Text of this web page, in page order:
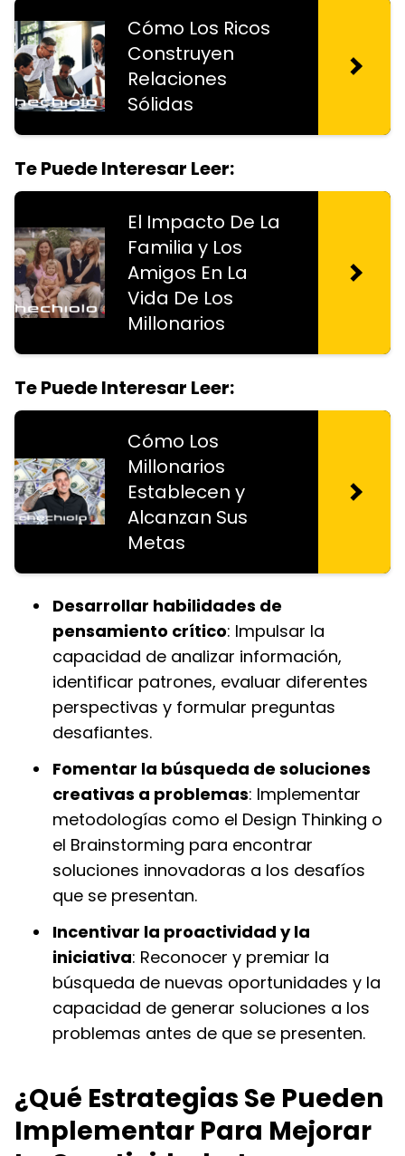
Cómo Los Ricos
Construyen
Relaciones
Sólidas
Te Puede Interesar Leer:
El Impacto De La
Familia y Los
Amigos En La
Vida De Los
Millonarios
Te Puede Interesar Leer:
Cómo Los
Millonarios
Establecen y
Alcanzan Sus
Metas
Desarrollar habilidades de
pensamiento crítico: Impulsar la
capacidad de analizar información,
identificar patrones, evaluar diferentes
perspectivas y formular preguntas
desafiantes.
Fomentar la búsqueda de soluciones
creativas a problemas: Implementar
metodologías como el Design Thinking o
el Brainstorming para encontrar
soluciones innovadoras a los desafíos
que se presentan.
Incentivar la proactividad y la
iniciativa: Reconocer y premiar la
búsqueda de nuevas oportunidades y la
capacidad de generar soluciones a los
problemas antes de que se presenten.
¿Qué Estrategias Se Pueden
Implementar Para Mejorar